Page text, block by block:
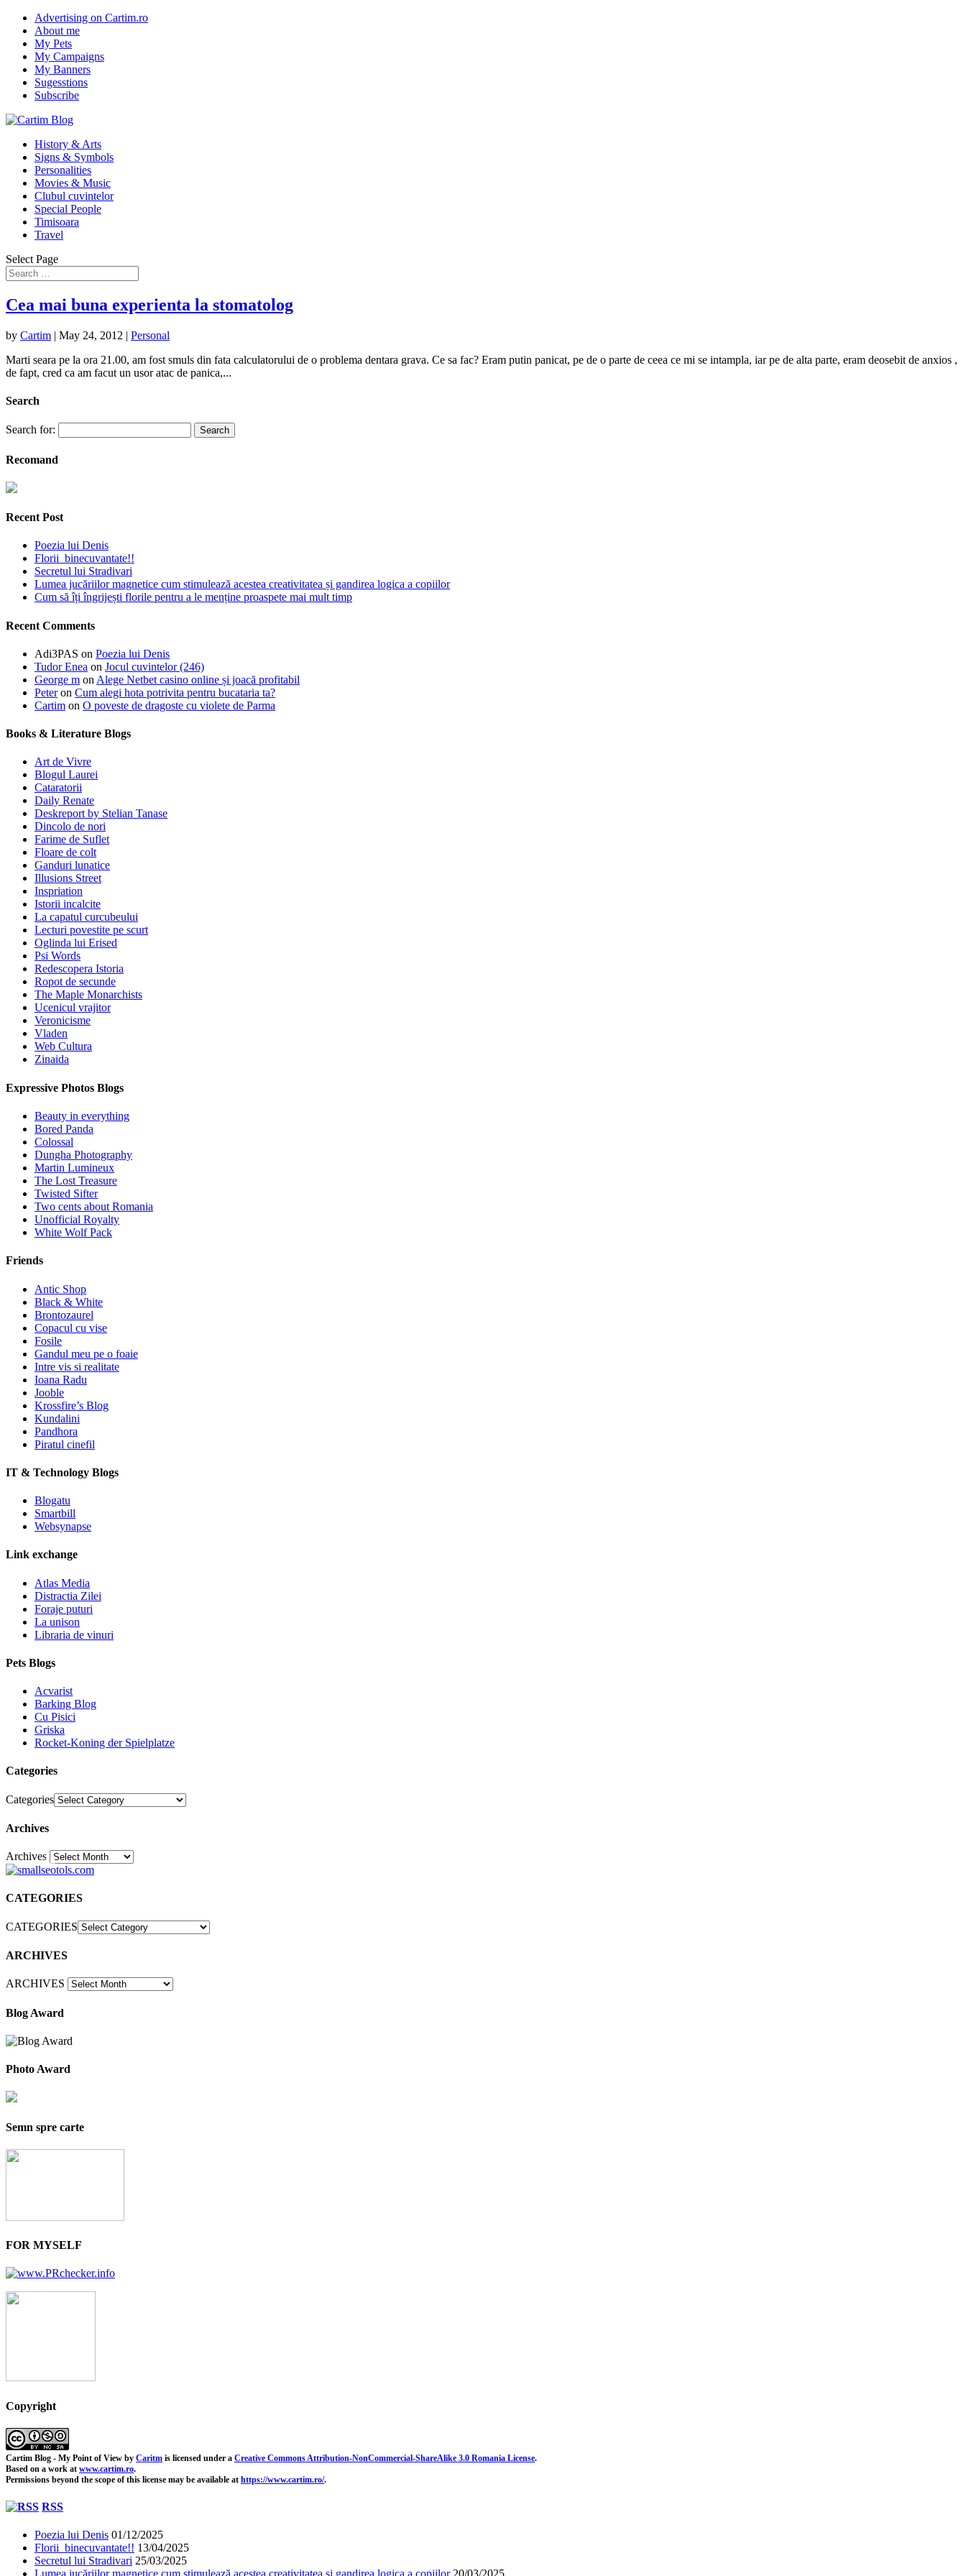
Advertising on Cartim.ro
About me
My Pets
My Campaigns
My Banners
Sugesstions
Subscribe
History & Arts
Signs & Symbols
Personalities
Movies & Music
Clubul cuvintelor
Special People
Timisoara
Travel
Select Page
Cea mai buna experienta la stomatolog
by Cartim | May 24, 2012 | Personal
Marti seara pe la ora 21.00, am fost smuls din fata calculatorului de o problema dentara grava. Ce sa fac? Eram putin panicat, pe de o parte de ceea ce mi se intampla, iar pe de alta parte, eram deosebit de anxios ,
de fapt, cred ca am facut un usor atac de panica,...
Search
Search for:
Recomand
Recent Post
Poezia lui Denis
Florii binecuvantate!!
Secretul lui Stradivari
Lumea jucăriilor magnetice cum stimulează acestea creativitatea și gandirea logica a copiilor
Cum să îți îngrijești florile pentru a le menține proaspete mai mult timp
Recent Comments
Adi3PAS on Poezia lui Denis
Tudor Enea on Jocul cuvintelor (246)
George m on Alege Netbet casino online și joacă profitabil
Peteron Cum alegi hota potrivita pentru bucataria ta?
Cartim on O poveste de dragoste cu violete de Parma
Books & Literature Blogs
Art de Vivre
Blogul Laurei
Cataratorii
Daily Renate
Deskreport by Stelian Tanase
Dincolo de nori
Farime de Suflet
Floare de colt
Ganduri lunatice
Illusions Street
Inspriation
Istorii incalcite
La capatul curcubeului
Lecturi povestite pe scurt
Oglinda lui Erised
Psi Words
Redescopera Istoria
Ropot de secunde
The Maple Monarchists
Ucenicul vrajitor
Veronicisme
Vladen
Web Cultura
Zinaida
Expressive Photos Blogs
Beauty in everything
Bored Panda
Colossal
Dungha Photography
Martin Lumineux
The Lost Treasure
Twisted Sifter
Two cents about Romania
Unofficial Royalty
White Wolf Pack
Friends
Antic Shop
Black & White
Brontozaurel
Copacul cu vise
Fosile
Gandul meu pe o foaie
Intre vis si realitate
Ioana Radu
Jooble
Krossfire’s Blog
Kundalini
Pandhora
Piratul cinefil
IT & Technology Blogs
Blogatu
Smartbill
Websynapse
Link exchange
Atlas Media
Distractia Zilei
Foraje puturi
La unison
Libraria de vinuri
Pets Blogs
Acvarist
Barking Blog
Cu Pisici
Griska
Rocket-Koning der Spielplatze
Categories
Categories
Archives
Archives30
CATEGORIES
CATEGORIES
ARCHIVES
ARCHIVES
Blog Award
Photo Award
Semn spre carte
FOR MYSELF
Copyright
Cartim Blog - My Point of View by Caritm is licensed under a Creative Commons Attribution-NonCommercial-ShareAlike 3.0 Romania License.
Based on a work at www.cartim.ro.
Permissions beyond the scope of this license may be available at https://www.cartim.ro/.
RSS
Poezia lui Denis 01/12/2025
Florii binecuvantate!! 13/04/2025
Secretul lui Stradivari 25/03/2025